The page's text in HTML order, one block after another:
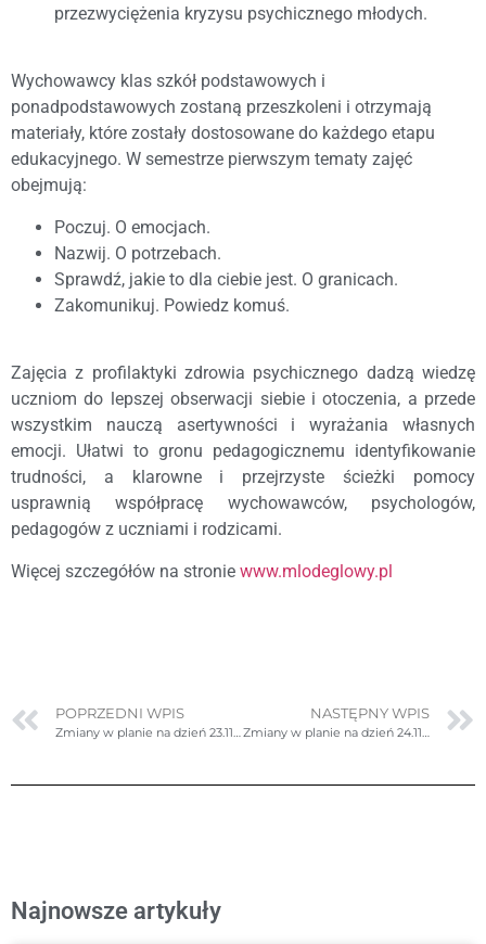
przezwyciężenia kryzysu psychicznego młodych.
Wychowawcy klas szkół podstawowych i
ponadpodstawowych zostaną przeszkoleni i otrzymają
materiały, które zostały dostosowane do każdego etapu
edukacyjnego. W semestrze pierwszym tematy zajęć
obejmują:
Poczuj. O emocjach.
Nazwij. O potrzebach.
Sprawdź, jakie to dla ciebie jest. O granicach.
Zakomunikuj. Powiedz komuś.
Zajęcia z profilaktyki zdrowia psychicznego dadzą wiedzę
uczniom do lepszej obserwacji siebie i otoczenia, a przede
wszystkim nauczą asertywności i wyrażania własnych
emocji. Ułatwi to gronu pedagogicznemu identyfikowanie
trudności, a klarowne i przejrzyste ścieżki pomocy
usprawnią współpracę wychowawców, psychologów,
pedagogów z uczniami i rodzicami.
Więcej szczegółów na stronie www.mlodeglowy.pl
POPRZEDNI WPIS
Zmiany w planie na dzień 23.11.2023r. (czwartek)
NASTĘPNY WPIS
Zmiany w planie na dzień 24.11.2023r. (piątek)
Najnowsze artykuły